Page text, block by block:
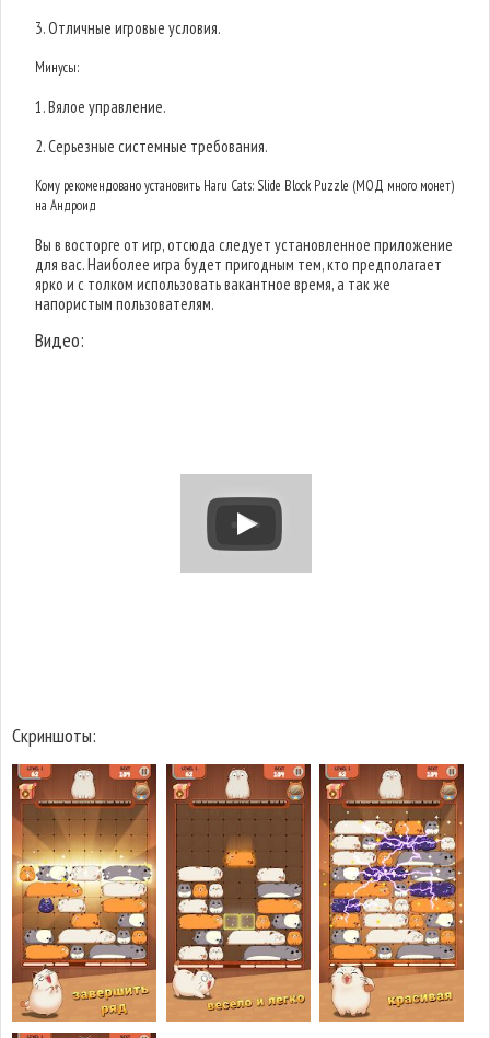
3. Отличные игровые условия.
Минусы:
1. Вялое управление.
2. Серьезные системные требования.
Кому рекомендовано установить Haru Cats: Slide Block Puzzle (МОД много монет)
на Андроид
Вы в восторге от игр, отсюда следует установленное приложение
для вас. Наиболее игра будет пригодным тем, кто предполагает
ярко и с толком использовать вакантное время, а так же
напористым пользователям.
Видео:
Скриншоты: